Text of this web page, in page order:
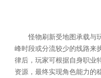
怪物刷新受地图承载与
峰时段或分流较少的线路来
律后，玩家可根据自身职业
资源，最终实现角色能力的